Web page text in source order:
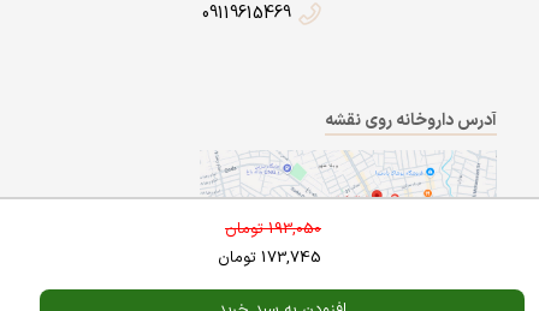
193,050 تومان
173,745 تومان
09119615469
آدرس داروخانه روی نقشه